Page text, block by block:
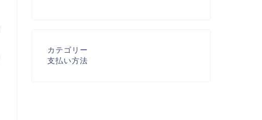
カテゴリー
支払い方法